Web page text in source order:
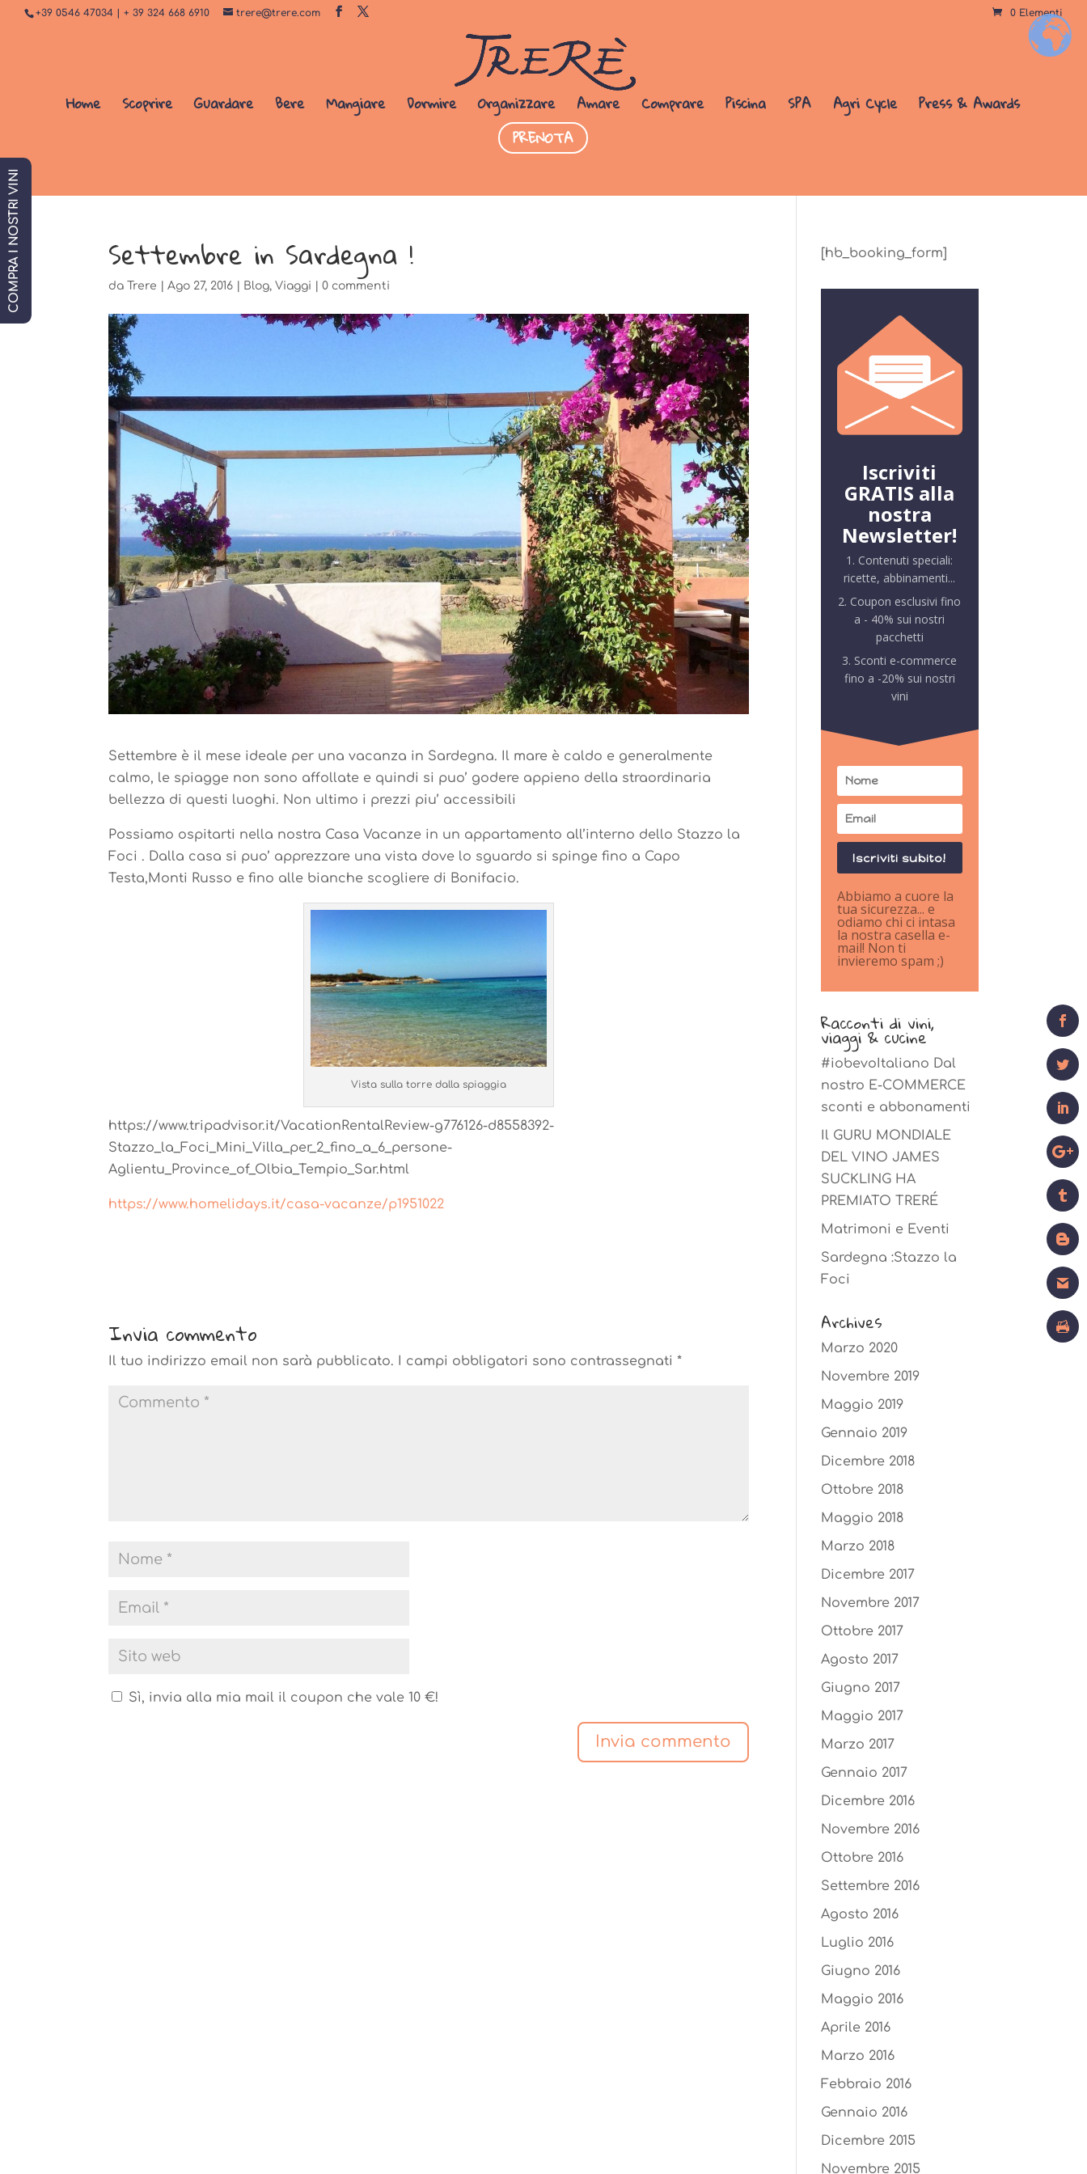
+39 0546 47034 | + 39 324 668 6910 trere@trere.com 0 Elementi
Home Scoprire Guardare Bere Mangiare Dormire Organizzare Amare Comprare Piscina SPA Agri Cycle
Press & Awards
PRENOTA
Settembre in Sardegna !
da Trere |Ago 27, 2016 Blog,Viaggi |0 commenti
Settembre è il mese ideale per una vacanza in Sardegna. Il mare è caldo e generalmente
calmo, le spiagge non sono affollate e quindi si puo’ godere appieno della straordinaria
bellezza di questi luoghi. Non ultimo i prezzi piu’ accessibili
Possiamo ospitarti nella nostra Casa Vacanze in un appartamento all’interno dello Stazzo la
Foci . Dalla casa si puo’ apprezzare una vista dove lo sguardo si spinge fino a Capo
Testa,Monti Russo e fino alle bianche scogliere di Bonifacio.
Vista sulla torre dalla spiaggia
https://www.tripadvisor.it/VacationRentalReview-g776126-d8558392-
Stazzo_la_Foci_Mini_Villa_per_2_fino_a_6_persone-
Aglientu_Province_of_Olbia_Tempio_Sar.html
https://www.homelidays.it/casa-vacanze/p1951022
Invia commento
Il tuo indirizzo email non sarà pubblicato. I campi obbligatori sono contrassegnati*
Sì, invia alla mia mail il coupon che vale 10 €!
[hb_booking_form]
Iscriviti
GRATIS alla
nostra
Newsletter!
1. Contenuti speciali:
ricette, abbinamenti...
2. Coupon esclusivi fino
a - 40% sui nostri
pacchetti
3. Sconti e-commerce
fino a -20% sui nostri
vini
Iscriviti subito!
Abbiamo a cuore la
tua sicurezza... e
odiamo chi ci intasa
la nostra casella e-
mail! Non ti
invieremo spam ;)
Racconti di vini,
viaggi & cucine
#iobevoItaliano Dal
nostro E-COMMERCE
sconti e abbonamenti
Il GURU MONDIALE
DEL VINO JAMES
SUCKLING HA
PREMIATO TRERÉ
Matrimoni e Eventi
Sardegna :Stazzo la
Foci
Archives
Marzo 2020
Novembre 2019
Maggio 2019
Gennaio 2019
Dicembre 2018
Ottobre 2018
Maggio 2018
Marzo 2018
Dicembre 2017
Novembre 2017
Ottobre 2017
Agosto 2017
Giugno 2017
Maggio 2017
Marzo 2017
Gennaio 2017
Dicembre 2016
Novembre 2016
Ottobre 2016
Settembre 2016
Agosto 2016
Luglio 2016
Giugno 2016
Maggio 2016
Aprile 2016
Marzo 2016
Febbraio 2016
Gennaio 2016
Dicembre 2015
Novembre 2015
+
COMPRA I NOSTRI VINI